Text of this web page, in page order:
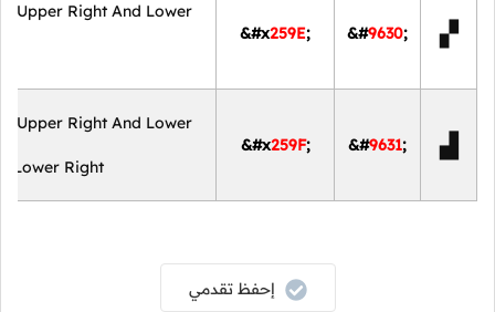
▞
&#9630;
&#x259E;
Upper Right And Lower
▟
&#9631;
&#x259F;
Upper Right And Lower
Lower Right
إحفظ تقدمي